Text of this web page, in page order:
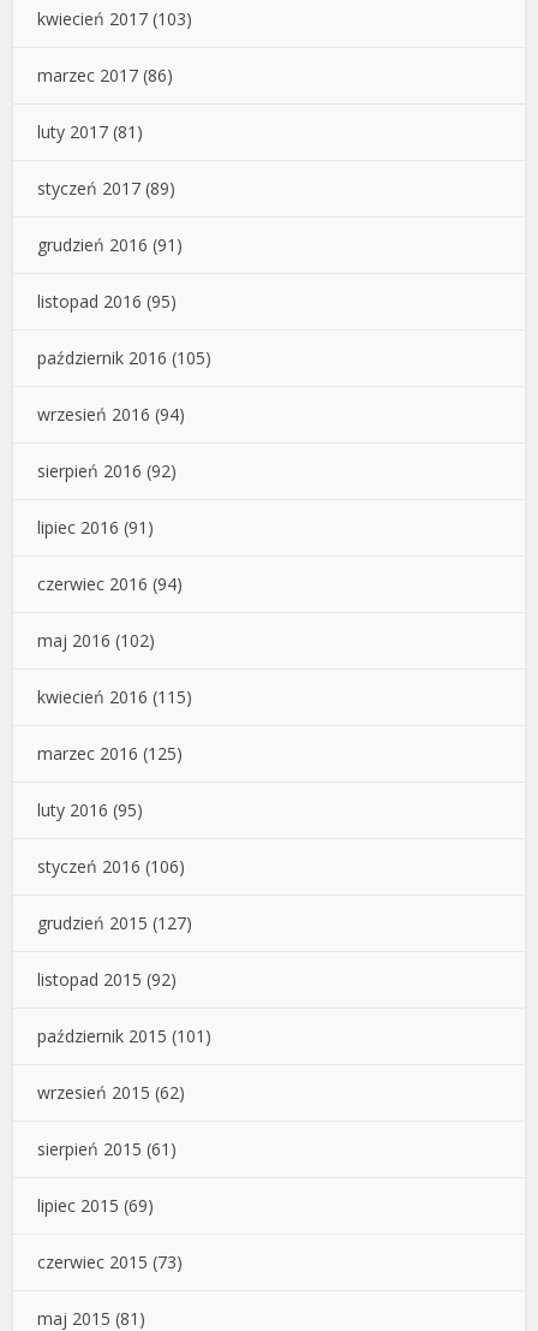
kwiecień 2017 (103)
marzec 2017 (86)
luty 2017 (81)
styczeń 2017 (89)
grudzień 2016 (91)
listopad 2016 (95)
październik 2016 (105)
wrzesień 2016 (94)
sierpień 2016 (92)
lipiec 2016 (91)
czerwiec 2016 (94)
maj 2016 (102)
kwiecień 2016 (115)
marzec 2016 (125)
luty 2016 (95)
styczeń 2016 (106)
grudzień 2015 (127)
listopad 2015 (92)
październik 2015 (101)
wrzesień 2015 (62)
sierpień 2015 (61)
lipiec 2015 (69)
czerwiec 2015 (73)
maj 2015 (81)